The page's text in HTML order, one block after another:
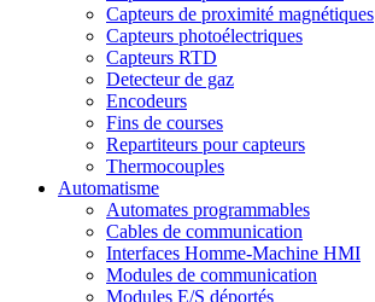
Capteurs de proximité magnétiques
Capteurs photoélectriques
Capteurs RTD
Detecteur de gaz
Encodeurs
Fins de courses
Repartiteurs pour capteurs
Thermocouples
Automatisme
Automates programmables
Cables de communication
Interfaces Homme-Machine HMI
Modules de communication
Modules E/S déportés